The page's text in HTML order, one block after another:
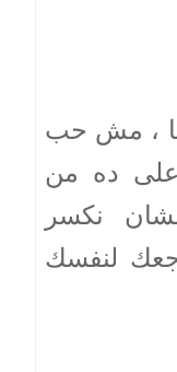
، مش حب
على ده من
نكسر
لنفسك